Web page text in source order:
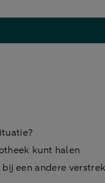
kunt halen
een andere